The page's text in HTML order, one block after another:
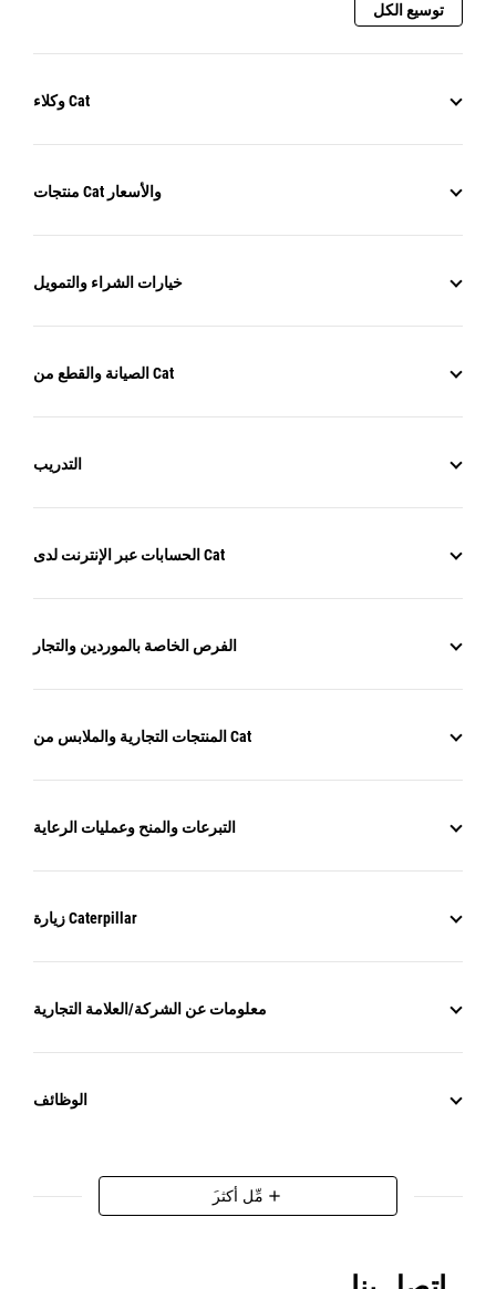
توسيع الكل
وكلاء Cat
منتجات Cat والأسعار
خيارات الشراء والتمويل
الصيانة والقطع من Cat
التدريب
الحسابات عبر الإنترنت لدى Cat
الفرص الخاصة بالموردين والتجار
المنتجات التجارية والملابس من Cat
التبرعات والمنح وعمليات الرعاية
زيارة Caterpillar
معلومات عن الشركة/العلامة التجارية
الوظائف
َمِّل أكثر add